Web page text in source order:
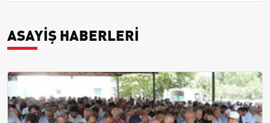
ASAYIŞ HABERLERI